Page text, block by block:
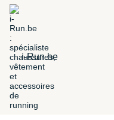
i-Run.be